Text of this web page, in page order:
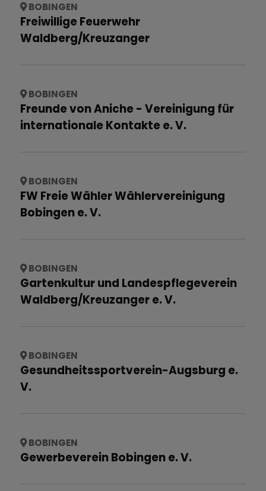
BOBINGEN
Freiwillige Feuerwehr
Waldberg/Kreuzanger
BOBINGEN
Freunde von Aniche - Vereinigung für
internationale Kontakte e. V.
BOBINGEN
FW Freie Wähler Wählervereinigung
Bobingen e. V.
BOBINGEN
Gartenkultur und Landespflegeverein
Waldberg/Kreuzanger e. V.
BOBINGEN
Gesundheitssportverein-Augsburg e.
V.
BOBINGEN
Gewerbeverein Bobingen e. V.